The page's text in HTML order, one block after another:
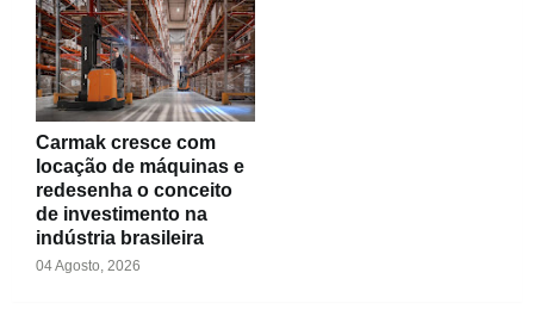
Carmak cresce com
locação de máquinas e
redesenha o conceito
de investimento na
indústria brasileira
04 Agosto, 2026